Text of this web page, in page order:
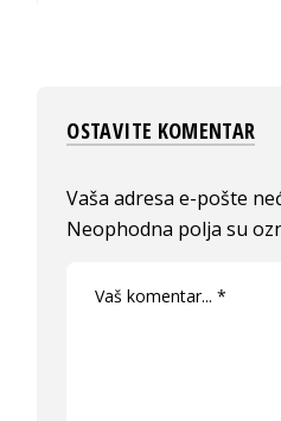
OSTAVITE KOMENTAR
Vaša adresa e-pošte
Neophodna polja su